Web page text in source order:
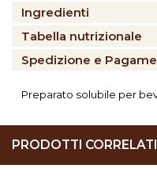
Ingredienti
Tabella nutrizionale
Spedizione e
Preparato solubile per
PRODOTTI CORRELATI